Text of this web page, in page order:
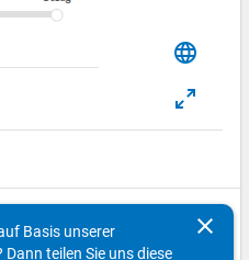
language
keyboard_arrow_up
clear
Basis unserer
teilen Sie uns diese